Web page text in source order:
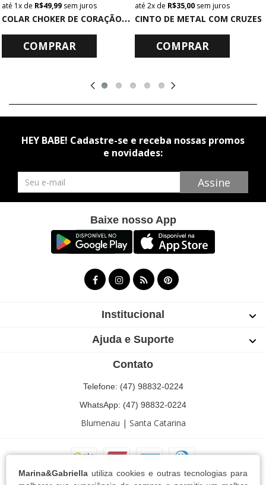
Marina&Gabriella utiliza cookies e outras tecnologias para
C
OLAR CHOKER DE CORAÇÃO PRATA
1x de R$ 49,99 sem juros
COMPRAR
CINTO DE METAL COM CRUZES
2x de R$ 35,00 sem juros
COMPRAR
HEY BABE! Cadastre-se e receba nossas promos
e novidades:
Newsletter Assine
Baixe nosso App
Institucional
Ajuda e Suporte
Contato
Telefone: (47) 98832-0224
WhatsApp: (47) 98832-0224
Blumenau | Santa Catarina